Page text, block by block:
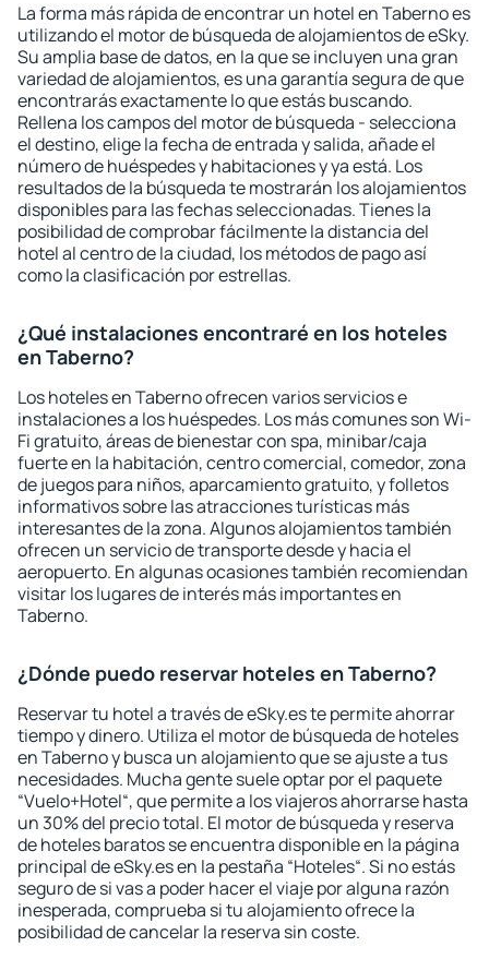
La forma más rápida de encontrar un hotel en Taberno es
utilizando el motor de búsqueda de alojamientos de eSky.
Su amplia base de datos, en la que se incluyen una gran
variedad de alojamientos, es una garantía segura de que
encontrarás exactamente lo que estás buscando.
Rellena los campos del motor de búsqueda - selecciona
el destino, elige la fecha de entrada y salida, añade el
número de huéspedes y habitaciones y ya está. Los
resultados de la búsqueda te mostrarán los alojamientos
disponibles para las fechas seleccionadas. Tienes la
posibilidad de comprobar fácilmente la distancia del
hotel al centro de la ciudad, los métodos de pago así
como la clasificación por estrellas.
¿Qué instalaciones encontraré en los hoteles
en Taberno?
Los hoteles en Taberno ofrecen varios servicios e
instalaciones a los huéspedes. Los más comunes son Wi-
Fi gratuito, áreas de bienestar con spa, minibar/caja
fuerte en la habitación, centro comercial, comedor, zona
de juegos para niños, aparcamiento gratuito, y folletos
informativos sobre las atracciones turísticas más
interesantes de la zona. Algunos alojamientos también
ofrecen un servicio de transporte desde y hacia el
aeropuerto. En algunas ocasiones también recomiendan
visitar los lugares de interés más importantes en
Taberno.
¿Dónde puedo reservar hoteles en Taberno?
Reservar tu hotel a través de eSky.es te permite ahorrar
tiempo y dinero. Utiliza el motor de búsqueda de hoteles
en Taberno y busca un alojamiento que se ajuste a tus
necesidades. Mucha gente suele optar por el paquete
“Vuelo+Hotel“, que permite a los viajeros ahorrarse hasta
un 30% del precio total. El motor de búsqueda y reserva
de hoteles baratos se encuentra disponible en la página
principal de eSky.es en la pestaña “Hoteles“. Si no estás
seguro de si vas a poder hacer el viaje por alguna razón
inesperada, comprueba si tu alojamiento ofrece la
posibilidad de cancelar la reserva sin coste.